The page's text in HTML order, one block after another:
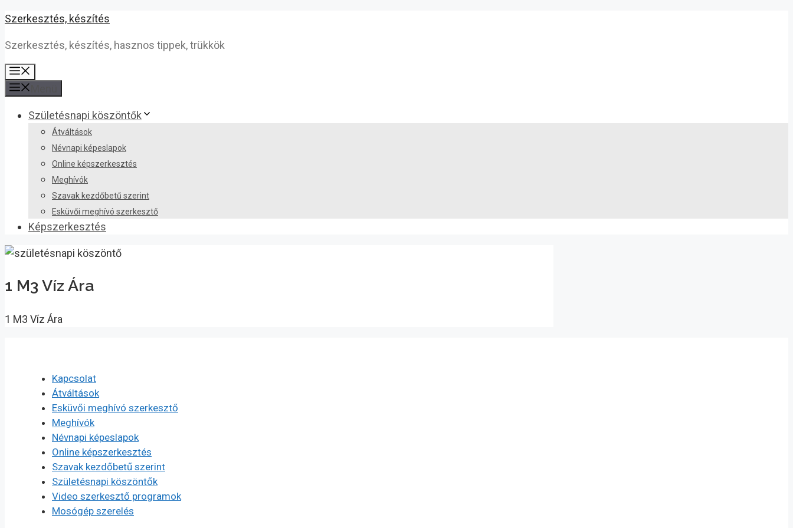
Kilépés
tartalomba
Szerkesztés, készítés
Szerkesztés, készítés, hasznos tippek, trükkök
Születésnapi köszöntők
Átváltások
Névnapi képeslapok
Online képszerkesztés
Meghívók
Szavak kezdőbetű szerint
Esküvői meghívó szerkesztő
Képszerkesztés
1 M3 Víz Ára
1 M3 Víz Ára
Kapcsolat
Átváltások
Esküvői meghívó szerkesztő
Meghívók
Névnapi képeslapok
Online képszerkesztés
Szavak kezdőbetű szerint
Születésnapi köszöntők
Video szerkesztő programok
Mosógép szerelés